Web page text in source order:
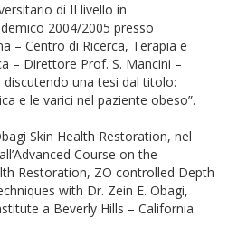
di II livello in
2004/2005 presso
– Centro di Ricerca, Terapia e
– Direttore Prof. S. Mancini –
una tesi dal titolo:
e le varici nel paziente obeso”.
Skin Health Restoration, nel
Course on the
Restoration, ZO controlled Depth
with Dr. Zein E. Obagi,
a Beverly Hills – California